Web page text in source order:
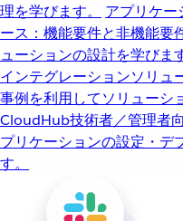
理を学びます。
アプリケー
ース：機能要件と非機能要
ューションの設計を学びます
インテグレーションソリュ
事例を利用してソリューシ
CloudHub技術者／管理者
プリケーションの設定・デ
す。